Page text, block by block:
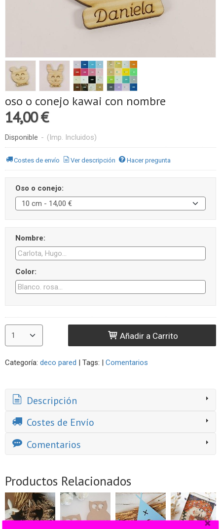
oso o conejo kawai con nombre
14,00 €
Disponible - (Imp. Incluidos)
Costes de envío Ver descripción Hacer pregunta
Oso o conejo:
Nombre:
Color:
Añadir a Carrito
Categoría: deco pared Tags: Comentarios
Descripción
Costes de Envío
Comentarios
Productos Relacionados